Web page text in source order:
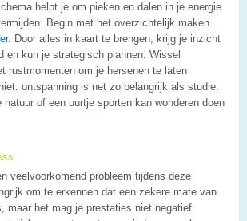
helpt je om pieken en dalen in je energie
Begin met het overzichtelijk maken
. Door alles in kaart te brengen, krijg je inzicht
en kun je strategisch plannen. Wissel
rustmomenten om je hersenen te laten
ontspanning is net zo belangrijk als studie.
natuur of een uurtje sporten kan wonderen doen
veelvoorkomend probleem tijdens deze
om te erkennen dat een zekere mate van
maar het mag je prestaties niet negatief